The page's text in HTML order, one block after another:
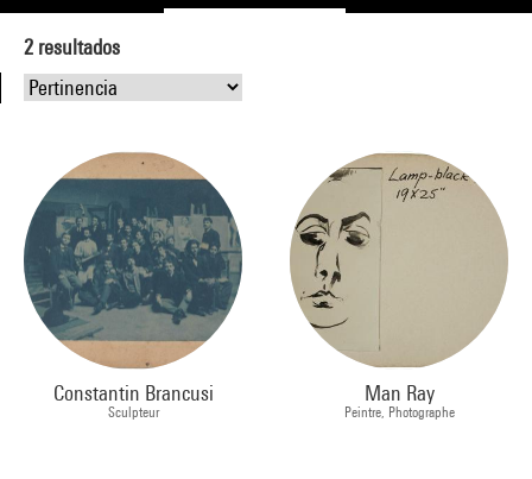
2 resultados
Constantin Brancusi
Sculpteur
Man Ray
Peintre, Photographe